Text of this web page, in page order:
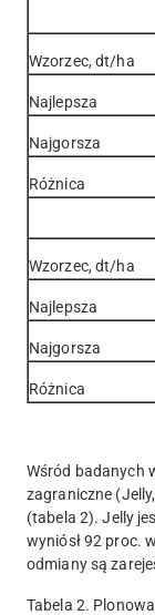
Wzorzec, dt/ha
Najlepsza
Najgorsza
Różnica
Wzorzec, dt/ha
Najlepsza
Najgorsza
Różnica
Wśród badanych
zagraniczne
(tabela 2). Jelly
wyniósł 92 proc.
odmiany są
Tabela 2.